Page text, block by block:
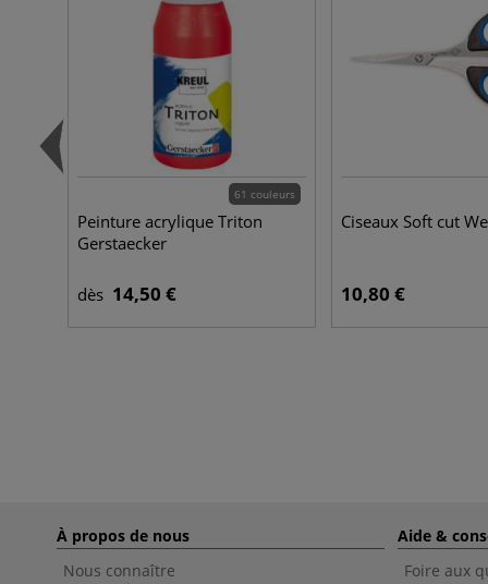
61 couleurs
Peinture acrylique Triton
Gerstaecker
dès 14,50 €
Ciseaux Soft cut
10,80 €
À propos de nous
Nous connaître
Aide &
Foire aux